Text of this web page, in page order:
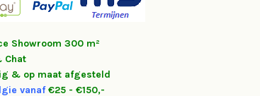
Showroom 300 m²
Chat
& op maat afgesteld
vanaf €25 - €150,-